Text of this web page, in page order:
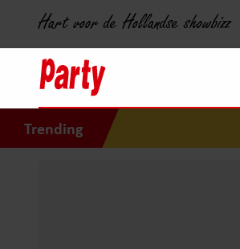
Hart voor de Hollandse showbizz
Trending